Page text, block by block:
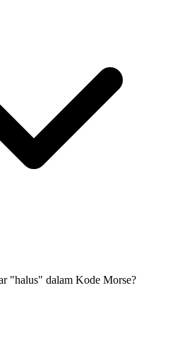
"halus" dalam Kode Morse?